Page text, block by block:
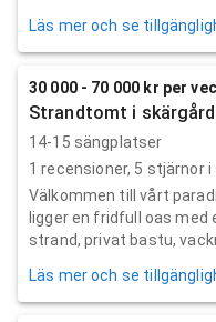
Läs mer och se
30 000 - 70 000 kr per
Strandtomt i
14-15 sängplatser
1 recensioner, 5 stjärnor
Välkommen till vårt
ligger en fridfull oas
strand, privat bastu,
Läs mer och se